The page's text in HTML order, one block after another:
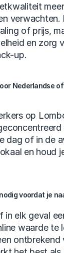
verwachten.
of prijs,
en zorg
up.
Nederlandse
op
dag of in de
en houd
voordat je
in elk geval
waarde te